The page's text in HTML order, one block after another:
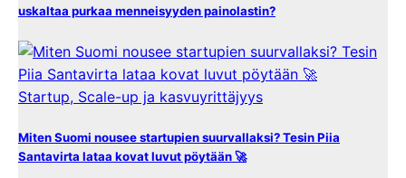
uskaltaa purkaa menneisyyden painolastin?
Startup, Scale-up ja kasvuyrittäjyys
Miten Suomi nousee startupien suurvallaksi? Tesin Piia
Santavirta lataa kovat luvut pöytään 🚀